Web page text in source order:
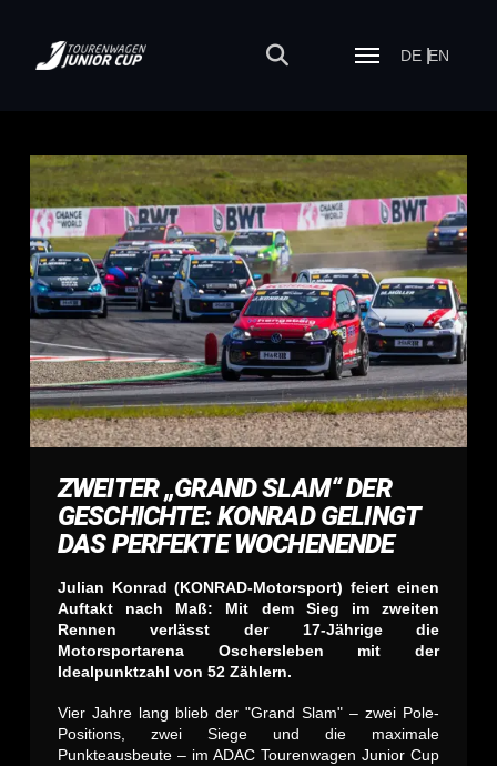
DE EN
ZWEITER „GRAND SLAM“ DER
GESCHICHTE: KONRAD GELINGT
DAS PERFEKTE WOCHENENDE
Julian Konrad (KONRAD-Motorsport) feiert einen
Auftakt nach Maß: Mit dem Sieg im zweiten
Rennen verlässt der 17-Jährige die
Motorsportarena Oschersleben mit der
Idealpunktzahl von 52 Zählern.
Vier Jahre lang blieb der "Grand Slam" – zwei Pole-
Positions, zwei Siege und die maximale
Punkteausbeute – im ADAC Tourenwagen Junior Cup